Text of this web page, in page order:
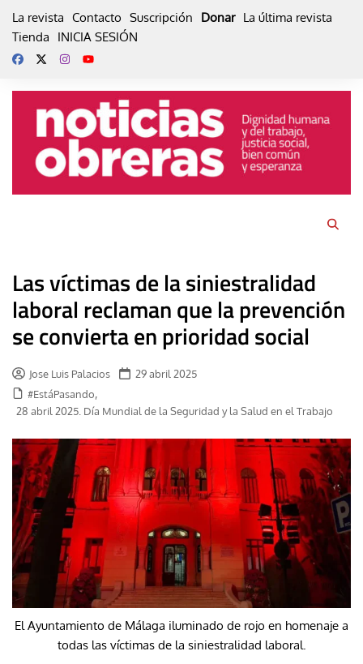
La revista Contacto Suscripción Donar La última revista
Tienda
INICIA SESIÓN
Las víctimas de la siniestralidad
laboral reclaman que la prevención
se convierta en prioridad social
Jose Luis Palacios
29 abril 2025
#EstáPasando,
28 abril 2025. Día Mundial de la Seguridad y la Salud en el Trabajo
El Ayuntamiento de Málaga iluminado de rojo en homenaje a
todas las víctimas de la siniestralidad laboral.